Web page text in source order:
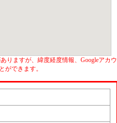
りますが、緯度経度情報、Googleアカウ
ができます。